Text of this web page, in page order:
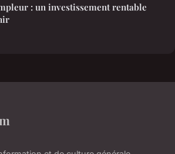
: un investissement rentable